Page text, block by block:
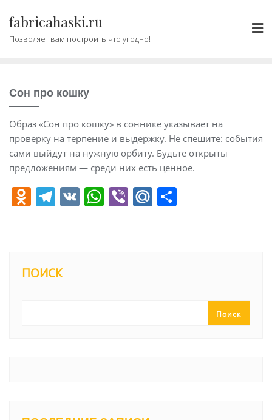
содержимому
fabricahaski.ru
Позволяет вам построить что угодно!
Сон про кошку
Образ «Сон про кошку» в соннике указывает на
проверку на терпение и выдержку. Не спешите: события
сами выйдут на нужную орбиту. Будьте открыты
предложениям — среди них есть ценное.
O
kl
a
T
a
V W Vi M
ПОИСК
Поиск